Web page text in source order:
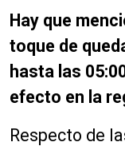
Hay que
toque de
hasta las
efecto en la
Respecto de